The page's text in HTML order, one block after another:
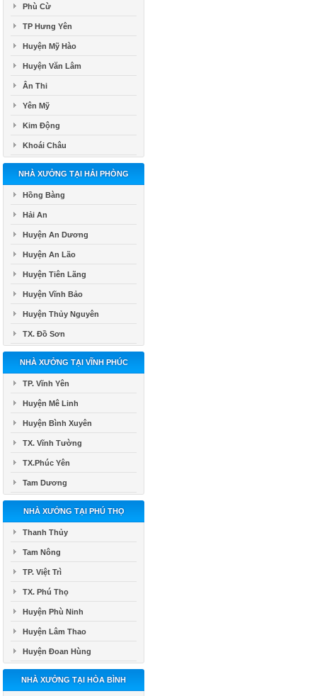
Phù Cừ
TP Hưng Yên
Huyện Mỹ Hào
Huyện Văn Lâm
Ân Thi
Yên Mỹ
Kim Động
Khoái Châu
NHÀ XƯỞNG TẠI HẢI PHÒNG
Hồng Bàng
Hải An
Huyện An Dương
Huyện An Lão
Huyện Tiên Lãng
Huyện Vĩnh Bảo
Huyện Thủy Nguyên
TX. Đồ Sơn
NHÀ XƯỞNG TẠI VĨNH PHÚC
TP. Vĩnh Yên
Huyện Mê Linh
Huyện Bình Xuyên
TX. Vĩnh Tường
TX.Phúc Yên
Tam Dương
NHÀ XƯỞNG TẠI PHÚ THỌ
Thanh Thủy
Tam Nông
TP. Việt Trì
TX. Phú Thọ
Huyện Phù Ninh
Huyện Lâm Thao
Huyện Đoan Hùng
NHÀ XƯỞNG TẠI HÒA BÌNH